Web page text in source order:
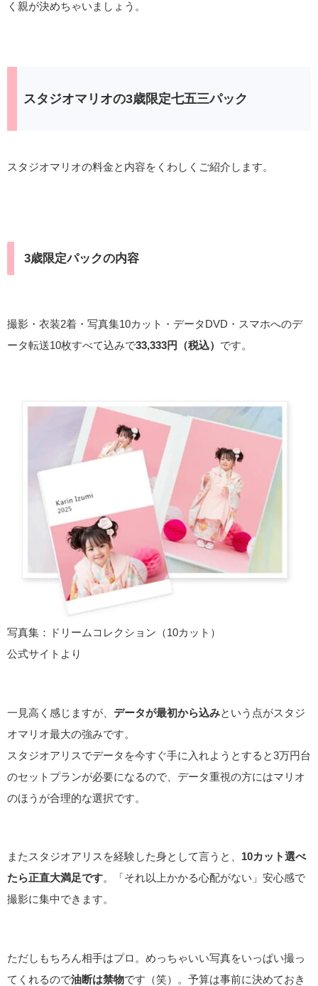
く親が決めちゃいましょう。
スタジオマリオの3歳限定七五三パック
スタジオマリオの料金と内容をくわしくご紹介します。
3歳限定パックの内容
撮影・衣装2着・写真集10カット・データDVD・スマホへのデ
ータ転送10枚すべて込みで33,333円（税込） です。
写真集：ドリームコレクション（10カット）
公式サイトより
一見高く感じますが、 データが最初から込みという点がスタジ
オマリオ最大の強みです。
スタジオアリスでデータを今すぐ手に入れようとすると3万円台
のセットプランが必要になるので、データ重視の方にはマリオ
のほうが合理的な選択です。
またスタジオアリスを経験した身として言うと、 10カット選べ
たら正直大満足です。「それ以上かかる心配がない」安心感で
撮影に集中できます。
ただしもちろん相手はプロ。めっちゃいい写真をいっぱい撮っ
てくれるので油断は禁物です（笑）。予算は事前に決めておき